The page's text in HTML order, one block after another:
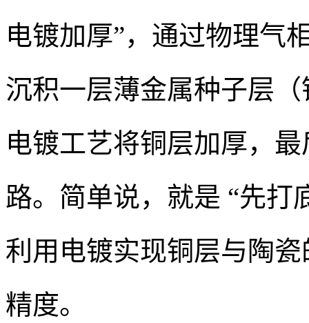
电镀加厚”，通过物理气
沉积一层薄金属种子层
电镀工艺将铜层加厚，
路。简单说，就是 “先打
利用电镀实现铜层与陶
精度。